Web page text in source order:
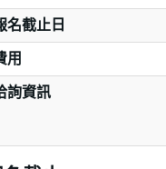
名截止日
用
詢資訊